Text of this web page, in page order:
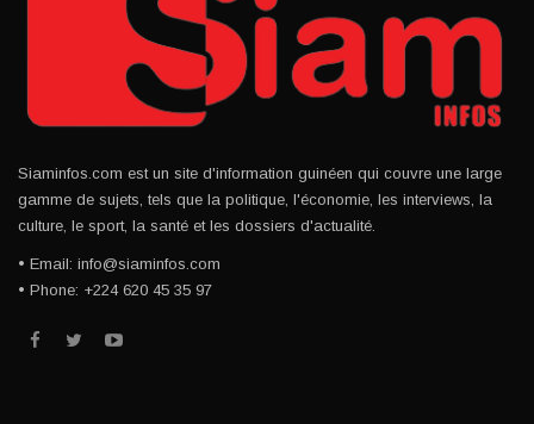
Siaminfos.com est un site d'information guinéen qui couvre une large
gamme de sujets, tels que la politique, l'économie, les interviews, la
culture, le sport, la santé et les dossiers d'actualité.
• Email: info@siaminfos.com
• Phone: +224 620 45 35 97